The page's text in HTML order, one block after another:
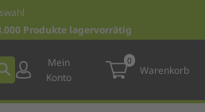
Produkte lagervorrätig
Mein
Konto
0
Warenkorb